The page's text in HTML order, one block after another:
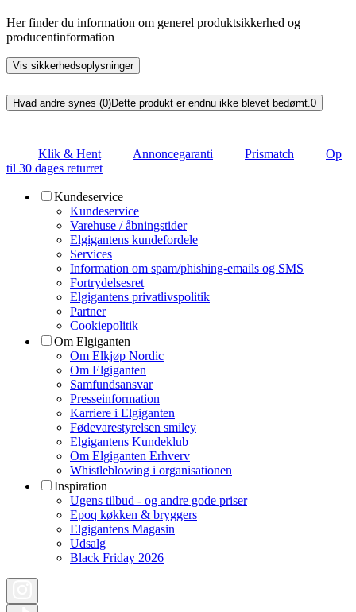
Her finder du information om generel produktsikkerhed og
producentinformation
Vis sikkerhedsoplysninger
Hvad andre synes (0)Dette produkt er endnu ikke blevet bedømt. 0
Klik & Hent Annoncegaranti Prismatch
Op
til 30 dages returret
Kundeservice
Kundeservice
Varehuse / åbningstider
Elgigantens kundefordele
Services
Information om spam/phishing-emails og SMS
Fortrydelsesret
Elgigantens privatlivspolitik
Partner
Cookiepolitik
Om Elgiganten
Om Elkjøp Nordic
Om Elgiganten
Samfundsansvar
Presseinformation
Karriere i Elgiganten
Fødevarestyrelsen smiley
Elgigantens Kundeklub
Om Elgiganten Erhverv
Whistleblowing i organisationen
Inspiration
Ugens tilbud - og andre gode priser
Epoq køkken & bryggers
Elgigantens Magasin
Udsalg
Black Friday 2026